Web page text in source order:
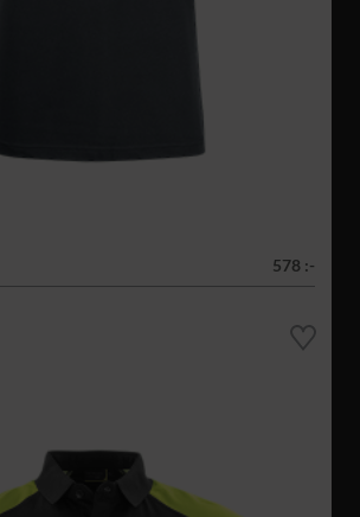
578 :-